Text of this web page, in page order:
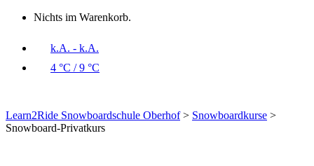
Nichts im Warenkorb.
k.A. - k.A.
4 °C / 9 °C
Learn2Ride Snowboardschule Oberhof> Snowboardkurse >
Snowboard-Privatkurs